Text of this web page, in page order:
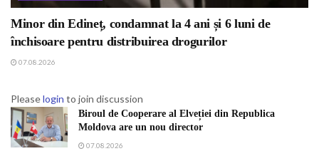
Minor din Edineț, condamnat la 4 ani și 6 luni de
închisoare pentru distribuirea drogurilor
07.08.2026
Pleaselogin to join discussion
Biroul de Cooperare al Elveției din Republica
Moldova are un nou director
07.08.2026